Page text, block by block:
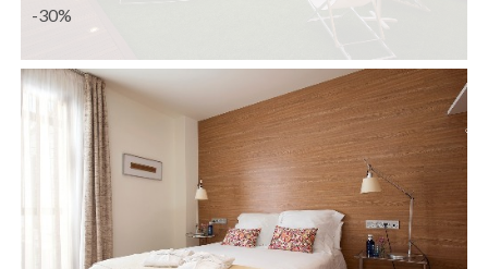
-30%